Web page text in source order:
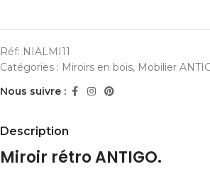
Réf: NIALMI11
Catégories : Miroirs en bois, Mobilier
Nous suivre :
Description
Miroir rétro ANTIGO.